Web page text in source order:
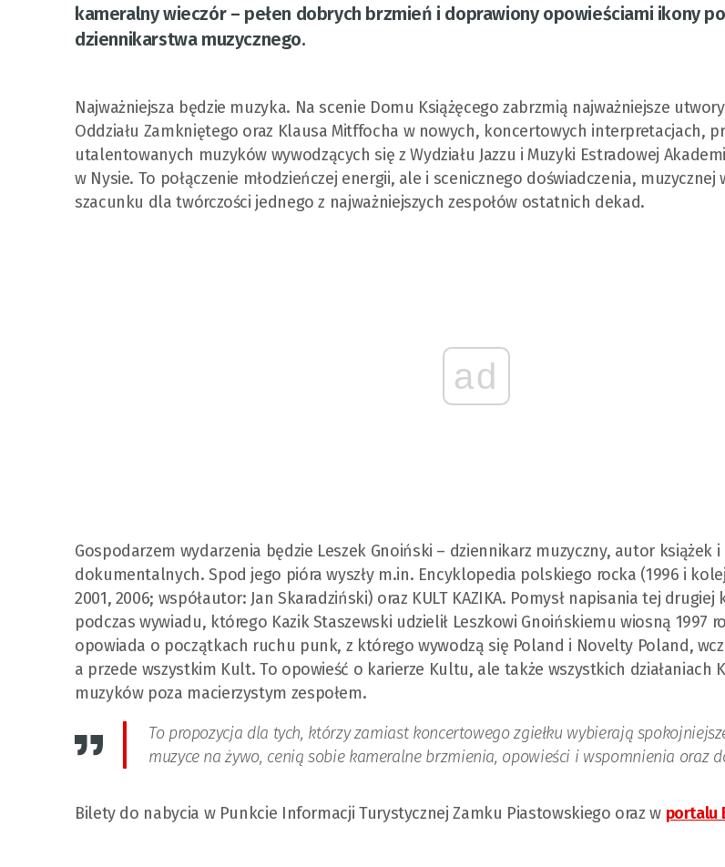
kameralny wieczór – pełen dobrych brzmień i doprawiony opowieściami ikony
dziennikarstwa muzycznego.
Najważniejsza będzie muzyka. Na scenie Domu Książęcego zabrzmią najważniejsze
Oddziału Zamkniętego oraz Klausa Mitffocha w nowych, koncertowych interpretacjach,
utalentowanych muzyków wywodzących się z Wydziału Jazzu i Muzyki Estradowej
w Nysie. To połączenie młodzieńczej energii, ale i scenicznego doświadczenia, muzycznej
szacunku dla twórczości jednego z najważniejszych zespołów ostatnich dekad.
ad
Gospodarzem wydarzenia będzie Leszek Gnoiński – dziennikarz muzyczny, autor książek
dokumentalnych. Spod jego pióra wyszły m.in. Encyklopedia polskiego rocka (1996 i
2001, 2006; współautor: Jan Skaradziński) oraz KULT KAZIKA. Pomysł napisania tej drugiej
podczas wywiadu, którego Kazik Staszewski udzielił Leszkowi Gnoińskiemu wiosną 1997
opowiada o początkach ruchu punk, z którego wywodzą się Poland i Novelty Poland,
a przede wszystkim Kult. To opowieść o karierze Kultu, ale także wszystkich działaniach
muzyków poza macierzystym zespołem.
To propozycja dla tych, którzy zamiast koncertowego zgiełku wybierają
muzyce na żywo, cenią sobie kameralne brzmienia, opowieści i wspomnienia oraz
Bilety do nabycia w Punkcie Informacji Turystycznej Zamku Piastowskiego oraz w portalu